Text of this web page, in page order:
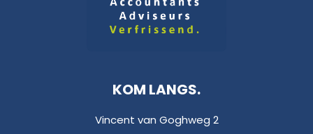
KOM LANGS.
Vincent van Goghweg 2